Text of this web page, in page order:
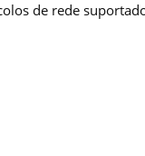
de rede